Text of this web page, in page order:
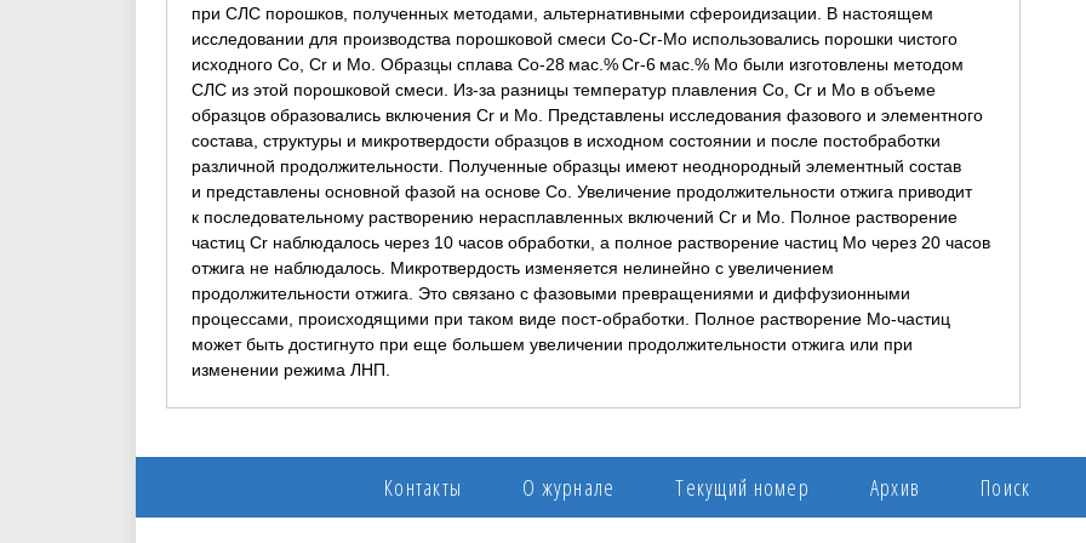
при СЛС порошков, полученных методами, альтернативными сфероидизации. В настоящем
исследовании для производства порошковой смеси Co-Cr-Mo использовались порошки чистого
исходного Co, Cr и Mo. Образцы сплава Co-28 мас.% Cr-6 мас.% Mo были изготовлены методом
СЛС из этой порошковой смеси. Из-за разницы температур плавления Co, Cr и Mo в объеме
образцов образовались включения Cr и Mo. Представлены исследования фазового и элементного
состава, структуры и микротвердости образцов в исходном состоянии и после постобработки
различной продолжительности. Полученные образцы имеют неоднородный элементный состав
и представлены основной фазой на основе Со. Увеличение продолжительности отжига приводит
к последовательному растворению нерасплавленных включений Cr и Mo. Полное растворение
частиц Cr наблюдалось через 10 часов обработки, а полное растворение частиц Mo через 20 часов
отжига не наблюдалось. Микротвердость изменяется нелинейно с увеличением
продолжительности отжига. Это связано с фазовыми превращениями и диффузионными
процессами, происходящими при таком виде пост-обработки. Полное растворение Мо-частиц
может быть достигнуто при еще большем увеличении продолжительности отжига или при
изменении режима ЛНП.
Контакты О журнале Текущий номер Архив Поиск